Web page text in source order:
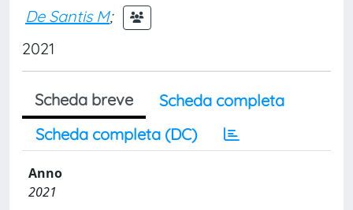
De Santis M;
2021
Scheda breve
Scheda completa
Scheda completa (DC)
Anno
2021